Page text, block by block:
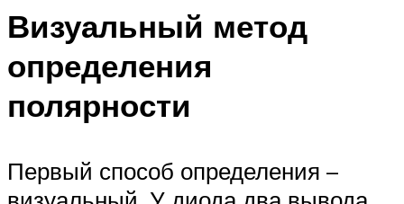
Визуальный метод
определения
полярности
Первый способ определения –